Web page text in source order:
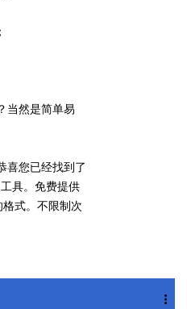
当然是简单易
喜您已经找到了
具。免费提供
式。不限制次